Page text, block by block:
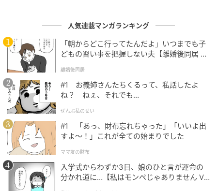
んによると「毛流れが美しく、洗練された印象に」見
えるのだとか。ハイライトの明るさが加わることで、
白髪のカモフラージュも期待できます。
カラーで軽さを後押し
人気連載マンガランキング
「朝からどこ行ってたんだよ」いつまでも子
どもの習い事を把握しない夫【離婚後同居 Vo
離婚後同居
#1 お義姉さんたちくるって、私話したよ
ね？ ねぇ、それでも…
ぜんぶ私のせい
#1 「あっ、財布忘れちゃった」「いいよ出
すよ〜！」これが全ての始まりでした
ママ友の財布
入学式からわずか3日、娘のひと言が運命の
分かれ道に…【私はモンペじゃありません Vo